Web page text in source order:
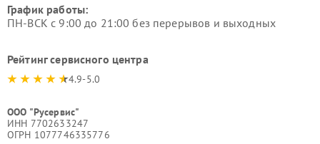
График работы:
ПН-ВСК с 9:00 до 21:00 без перерывов и выходных
Рейтинг сервисного центра
4.9-5.0
ООО "Русервис"
ИНН 7702633247
ОГРН 1077746335776